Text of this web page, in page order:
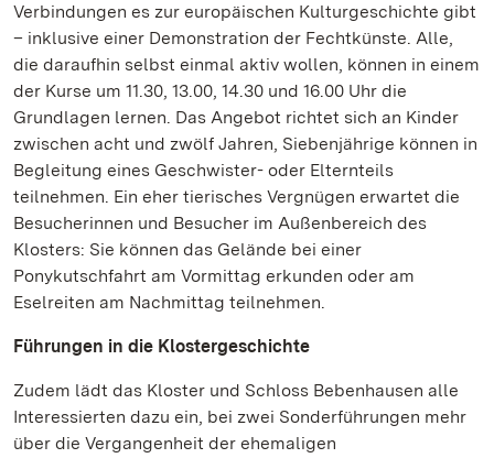
Verbindungen es zur europäischen Kulturgeschichte gibt
– inklusive einer Demonstration der Fechtkünste. Alle,
die daraufhin selbst einmal aktiv wollen, können in einem
der Kurse um 11.30, 13.00, 14.30 und 16.00 Uhr die
Grundlagen lernen. Das Angebot richtet sich an Kinder
zwischen acht und zwölf Jahren, Siebenjährige können in
Begleitung eines Geschwister- oder Elternteils
teilnehmen. Ein eher tierisches Vergnügen erwartet die
Besucherinnen und Besucher im Außenbereich des
Klosters: Sie können das Gelände bei einer
Ponykutschfahrt am Vormittag erkunden oder am
Eselreiten am Nachmittag teilnehmen.
Führungen in die Klostergeschichte
Zudem lädt das Kloster und Schloss Bebenhausen alle
Interessierten dazu ein, bei zwei Sonderführungen mehr
über die Vergangenheit der ehemaligen